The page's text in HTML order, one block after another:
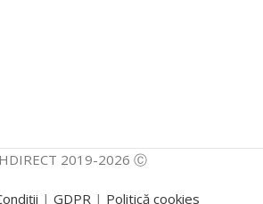
2019-2026 Ⓒ
| GDPR | Politică cookies